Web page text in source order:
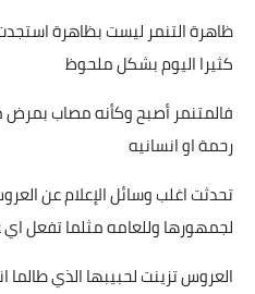
ظاهرة التنمر ليست بظاهرة
كثيرا اليوم بشكل ملحوظ
فالمتنمر أصبح وكأنه مصاب
رحمة او انسانيه
تحدثت اغلب وسائل الإعلام عن
لجمهورها وللعامه مثلما تفعل
العروس تزينت لحبيبها الذي